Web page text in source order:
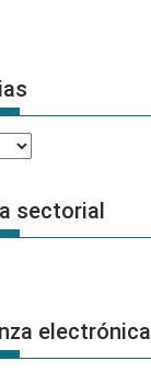
sectorial
electrónica